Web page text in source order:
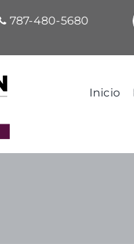
787-480-5680
Inicio